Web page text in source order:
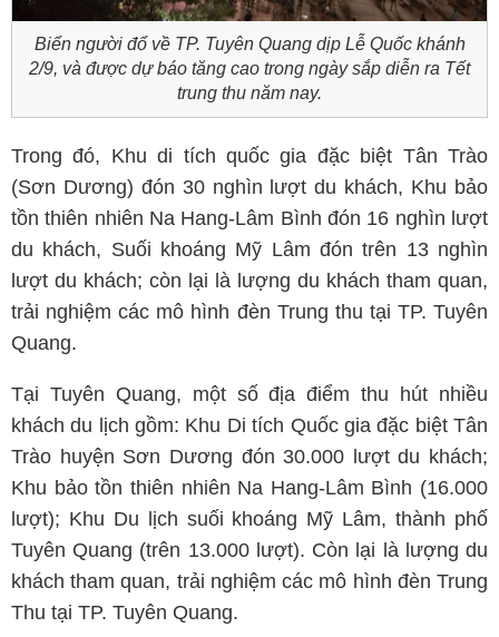
Biển người đổ về TP. Tuyên Quang dịp Lễ Quốc khánh
2/9, và được dự báo tăng cao trong ngày sắp diễn ra Tết
trung thu năm nay.
Trong đó, Khu di tích quốc gia đặc biệt Tân Trào
(Sơn Dương) đón 30 nghìn lượt du khách, Khu bảo
tồn thiên nhiên Na Hang-Lâm Bình đón 16 nghìn lượt
du khách, Suối khoáng Mỹ Lâm đón trên 13 nghìn
lượt du khách; còn lại là lượng du khách tham quan,
trải nghiệm các mô hình đèn Trung thu tại TP. Tuyên
Quang.
Tại Tuyên Quang, một số địa điểm thu hút nhiều
khách du lịch gồm: Khu Di tích Quốc gia đặc biệt Tân
Trào huyện Sơn Dương đón 30.000 lượt du khách;
Khu bảo tồn thiên nhiên Na Hang-Lâm Bình (16.000
lượt); Khu Du lịch suối khoáng Mỹ Lâm, thành phố
Tuyên Quang (trên 13.000 lượt). Còn lại là lượng du
khách tham quan, trải nghiệm các mô hình đèn Trung
Thu tại TP. Tuyên Quang.